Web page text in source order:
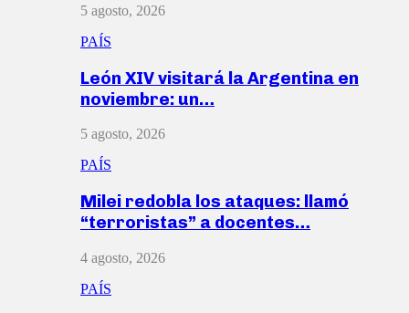
5 agosto, 2026
PAÍS
León XIV visitará la Argentina en
noviembre: un…
5 agosto, 2026
PAÍS
Milei redobla los ataques: llamó
“terroristas” a docentes…
4 agosto, 2026
PAÍS